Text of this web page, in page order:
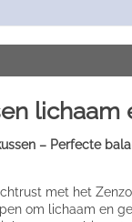
lichaam
– Perfecte
met het
om lichaam en